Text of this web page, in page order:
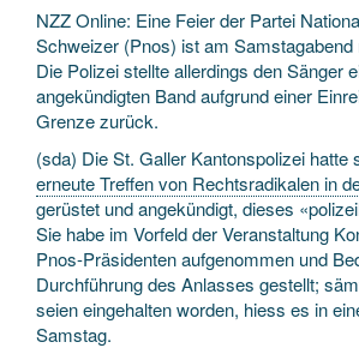
NZZ Online: Eine Feier der Partei
Schweizer (Pnos) ist am Samstagabend
Die Polizei stellte allerdings den Sänger
angekündigten Band aufgrund einer
Grenze zurück.
(sda) Die St. Galler Kantonspolizei hatte
erneute Treffen von Rechtsradikalen in
gerüstet und angekündigt, dieses
Sie habe im Vorfeld der Veranstaltung
Pnos-Präsidenten aufgenommen und
Durchführung des Anlasses gestellt;
seien eingehalten worden, hiess es in
Samstag.